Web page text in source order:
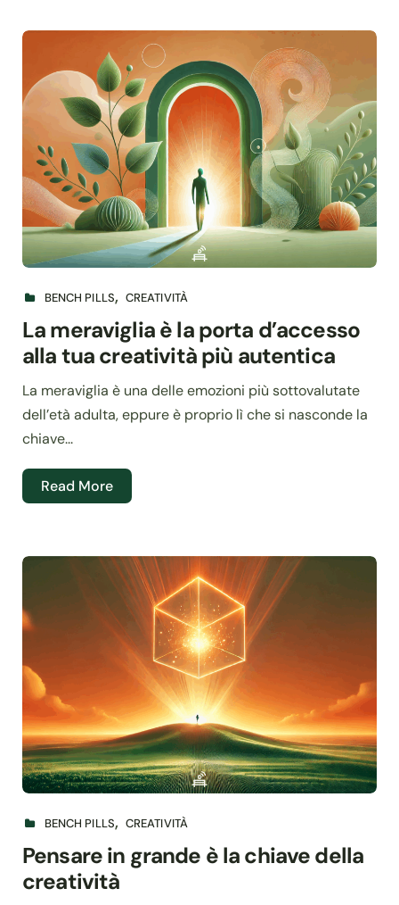
BENCH PILLS CREATIVITÀ
La meraviglia è la porta d’accesso
alla tua creatività più autentica
La meraviglia è una delle emozioni più sottovalutate
dell’età adulta, eppure è proprio lì che si nasconde la
chiave...
Read More
BENCH PILLS CREATIVITÀ
Pensare in grande è la chiave della
creatività